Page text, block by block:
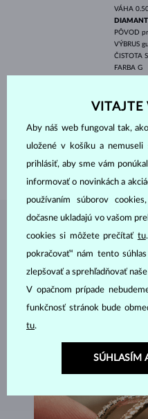
VÁHA
DIAMANT
PÔVOD
VÝBRUS
ČISTOTA SI
FARBA G
4.10 mm
VÝŠKA 9.20 mm
DĹŽKA 420.00
VÁHA 1.45 g
ŠPERKY Z
VITAJTE
Aby náš web fungoval tak,
uložené v košíku a
prihlásiť, aby sme vám
informovať o novinkách a
používaním súborov
dočasne ukladajú vo vašom
cookies si môžete prečítať tu
pokračovať“ nám tento
zlepšovať a sprehľadňovať
V opačnom prípade
funkčnosť stránok bude
tu.
SÚHLASÍM